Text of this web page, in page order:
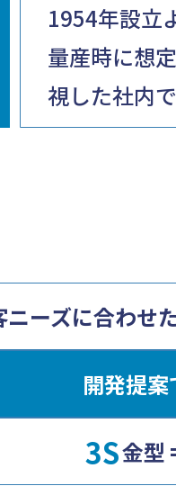
1954年設⽴
量産時に想
視した社内
ニーズに合わせ
開発提
3S⾦型